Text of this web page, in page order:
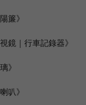
簾》
鏡｜行車記錄器》
》
叭》